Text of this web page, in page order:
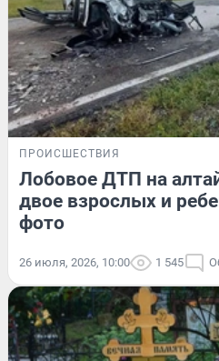
ПРОИСШЕСТВИЯ
Лобовое ДТП на
двое взрослых и
фото
26 июля, 2026, 10:00 1 545